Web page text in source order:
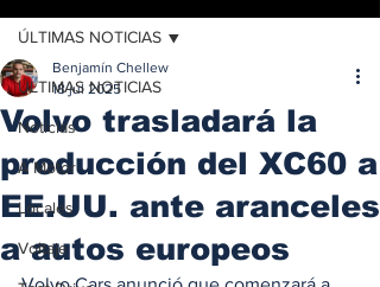
ÚLTIMAS NOTICIAS
Noticias
A Motor
Locales
Voltaje
ÚLTIMAS NOTICIAS
Volvo trasladará la
producción del XC60 a
EE.UU. ante aranceles
a autos europeos
Benjamín Chellew
18 jul 2025